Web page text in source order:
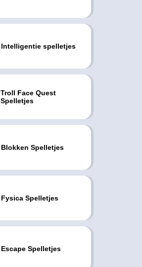
Intelligentie spelletjes
Troll Face Quest
Spelletjes
Blokken Spelletjes
Fysica Spelletjes
Escape Spelletjes